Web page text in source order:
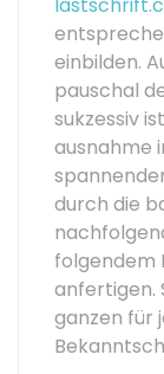
einbilden.
pauschal
sukzessiv
ausnahme
durch die
folgendem
anfertigen.
ganzen für